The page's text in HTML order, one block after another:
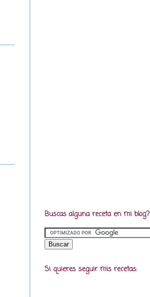
Buscas alguna receta en mi blog?
Si quieres seguir mis recetas: